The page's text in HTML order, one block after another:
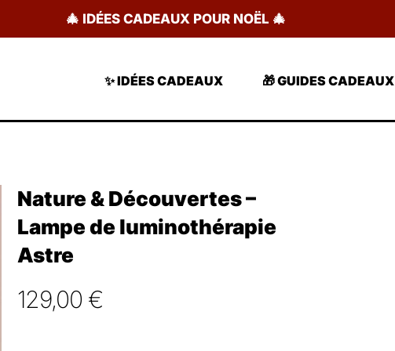
🎄 IDÉES CADEAUX POUR NOËL 🎄
✨ IDÉES CADEAUX 🎁 GUIDES CADEAUX
Nature & Découvertes –
Lampe de luminothérapie
Astre
129,00 €